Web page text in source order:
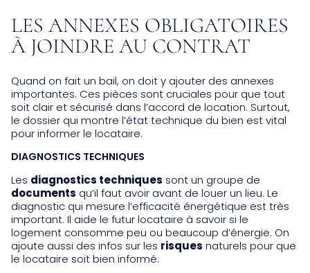
LES ANNEXES OBLIGATOIRES
À JOINDRE AU CONTRAT
Quand on fait un bail, on doit y ajouter des annexes
importantes. Ces pièces sont cruciales pour que tout
soit clair et sécurisé dans l’accord de location. Surtout,
le dossier qui montre l’état technique du bien est vital
pour informer le locataire.
DIAGNOSTICS TECHNIQUES
Les diagnostics techniques sont un groupe de
documents qu’il faut avoir avant de louer un lieu. Le
diagnostic qui mesure l’efficacité énergétique est très
important. Il aide le futur locataire à savoir si le
logement consomme peu ou beaucoup d’énergie. On
ajoute aussi des infos sur les risques naturels pour que
le locataire soit bien informé.